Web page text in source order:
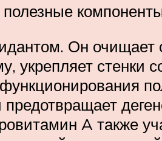
Он очищает
укрепляет стенки
предотвращает
A также